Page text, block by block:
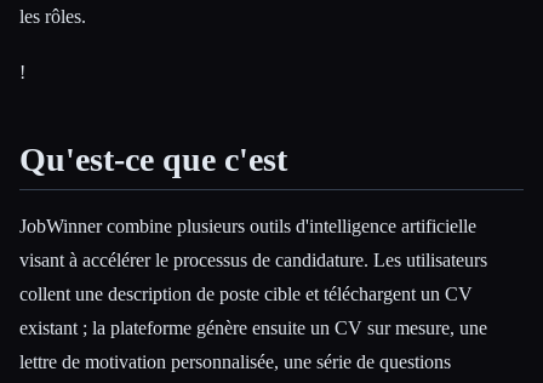
Esc
les rôles.
!
Qu'est-ce que c'est
JobWinner combine plusieurs outils d'intelligence artificielle
visant à accélérer le processus de candidature. Les utilisateurs
collent une description de poste cible et téléchargent un CV
existant ; la plateforme génère ensuite un CV sur mesure, une
lettre de motivation personnalisée, une série de questions